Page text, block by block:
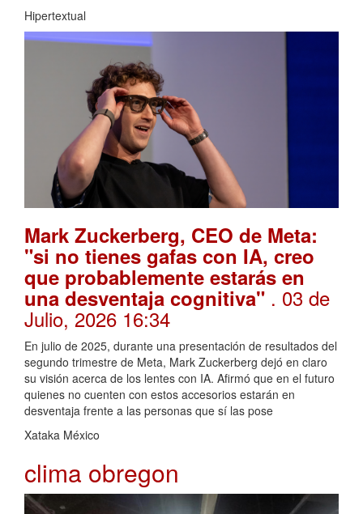
Hipertextual
Mark Zuckerberg, CEO de Meta:
"si no tienes gafas con IA, creo
que probablemente estarás en
una desventaja cognitiva" . 03 de
Julio, 2026 16:34
En julio de 2025, durante una presentación de resultados del
segundo trimestre de Meta, Mark Zuckerberg dejó en claro
su visión acerca de los lentes con IA. Afirmó que en el futuro
quienes no cuenten con estos accesorios estarán en
desventaja frente a las personas que sí las pose
Xataka México
clima obregon